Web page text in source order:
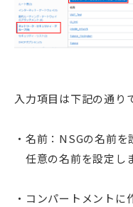
入力項目は下記の通り
・名前：NSGの名前を
任意の名前を設定し
・コンパートメント